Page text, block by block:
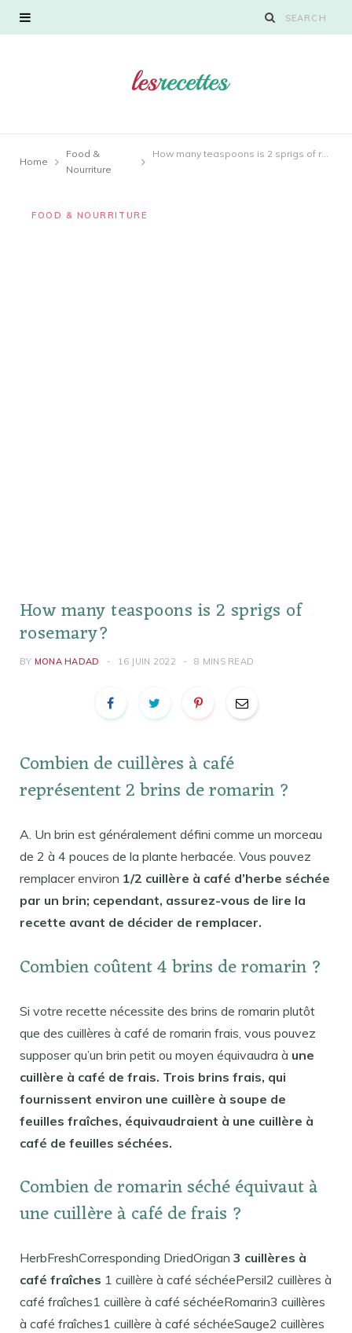
Home
Food &
Nourriture
How many teaspoons is 2 sprigs of rosemary?
FOOD & NOURRITURE
How many teaspoons is 2 sprigs of
rosemary?
BY MONA HADAD 16 JUIN 2022 8 MINS READ
Combien de cuillères à café
représentent 2 brins de romarin ?
A. Un brin est généralement défini comme un morceau
de 2 à 4 pouces de la plante herbacée. Vous pouvez
remplacer environ 1/2 cuillère à café d’herbe séchée
par un brin; cependant, assurez-vous de lire la
recette avant de décider de remplacer.
Combien coûtent 4 brins de romarin ?
Si votre recette nécessite des brins de romarin plutôt
que des cuillères à café de romarin frais, vous pouvez
supposer qu’un brin petit ou moyen équivaudra à une
cuillère à café de frais. Trois brins frais, qui
fournissent environ une cuillère à soupe de
feuilles fraîches, équivaudraient à une cuillère à
café de feuilles séchées.
Combien de romarin séché équivaut à
une cuillère à café de frais ?
HerbFreshCorresponding DriedOrigan 3 cuillères à
café fraîches 1 cuillère à café séchéePersil2 cuillères à
café fraîches1 cuillère à café séchéeRomarin3 cuillères
à café fraîches1 cuillère à café séchéeSauge2 cuillères